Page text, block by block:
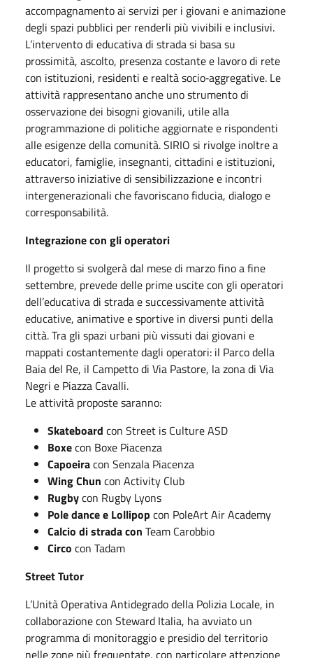
accompagnamento ai servizi per i giovani e animazione
degli spazi pubblici per renderli più vivibili e inclusivi.
L’intervento di educativa di strada si basa su
prossimità, ascolto, presenza costante e lavoro di rete
con istituzioni, residenti e realtà socio‑aggregative. Le
attività rappresentano anche uno strumento di
osservazione dei bisogni giovanili, utile alla
programmazione di politiche aggiornate e rispondenti
alle esigenze della comunità. SIRIO si rivolge inoltre a
educatori, famiglie, insegnanti, cittadini e istituzioni,
attraverso iniziative di sensibilizzazione e incontri
intergenerazionali che favoriscano fiducia, dialogo e
corresponsabilità.
Integrazione con gli operatori
Il progetto si svolgerà dal mese di marzo fino a fine
settembre, prevede delle prime uscite con gli operatori
dell’educativa di strada e successivamente attività
educative, animative e sportive in diversi punti della
città. Tra gli spazi urbani più vissuti dai giovani e
mappati costantemente dagli operatori: il Parco della
Baia del Re, il Campetto di Via Pastore, la zona di Via
Negri e Piazza Cavalli.
Le attività proposte saranno:
Skateboard con Street is Culture ASD
Boxecon Boxe Piacenza
Capoeiracon Senzala Piacenza
Wing Chun con Activity Club
Rugbycon Rugby Lyons
Pole dance e Lollipop con PoleArt Air Academy
Calcio di strada con Team Carobbio
Circo con Tadam
Street Tutor
L’Unità Operativa Antidegrado della Polizia Locale, in
collaborazione con Steward Italia, ha avviato un
programma di monitoraggio e presidio del territorio
nelle zone più frequentate, con particolare attenzione